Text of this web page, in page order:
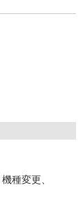
種変更、